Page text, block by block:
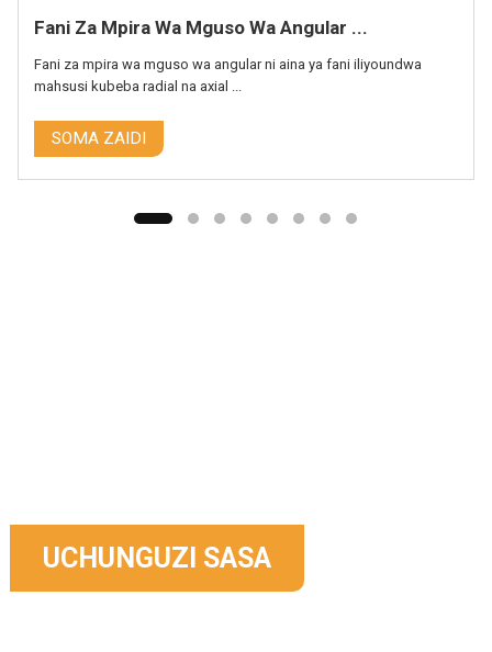
Fani Za Mpira Wa Mguso Wa Angular ...
Fani za mpira wa mguso wa angular ni aina ya fani iliyoundwa
mahsusi kubeba radial na axial ...
SOMA ZAIDI
UCHUNGUZI SASA